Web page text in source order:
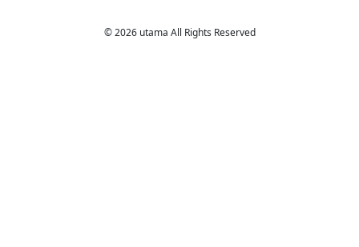
© 2026 utama All Rights Reserved